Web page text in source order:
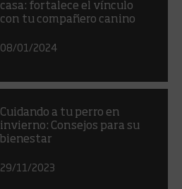
casa: fortalece el vínculo
con tu compañero canino
08/01/2024
Cuidando a tu perro en
invierno: Consejos para su
bienestar
29/11/2023